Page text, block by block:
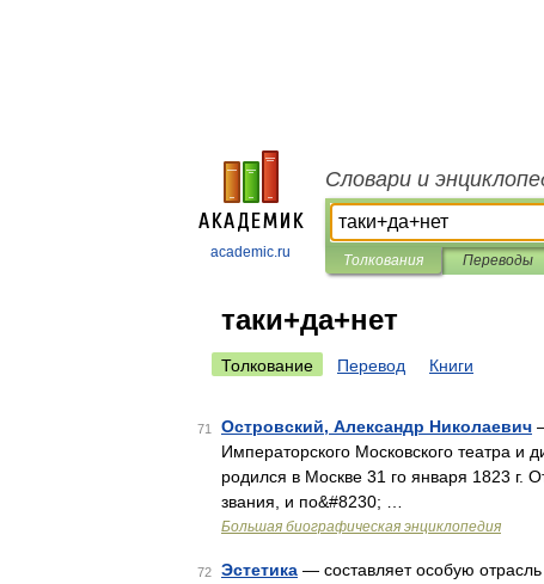
academic.ru
Словари и
Толкования Переводы
таки+да+нет
Толкование Перевод Книги
71 Островский, Александр Николаевич
Императорского Московского театра и
родился в Москве 31 го января 1823 г.
звания, и по&#8230; …
Большая биографическая энциклопедия
72 Эстетика — составляет особую